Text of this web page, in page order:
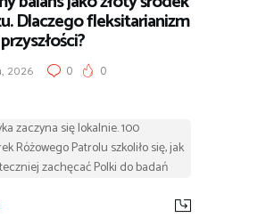
Dlaczego fleksitarianizm
2026 0 0